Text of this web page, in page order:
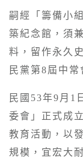
嗣經「籌備小
築紀念館，須
料，留作永久
民黨第8屆中常
民國53年9月1
委會」正式成
教育活動，以
規模，宜宏大